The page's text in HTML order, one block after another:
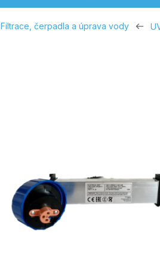
Filtrace, čerpadla a úprava vody